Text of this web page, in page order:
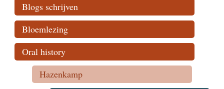
Blogs schrijven
Bloemlezing
Oral history
Hazenkamp